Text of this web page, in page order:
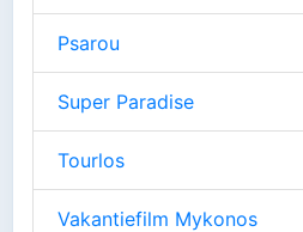
Psarou
Super Paradise
Tourlos
Vakantiefilm Mykonos